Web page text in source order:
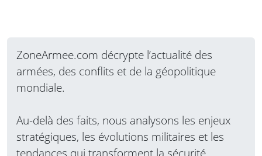
ZoneArmee.com décrypte l’actualité des
armées, des conflits et de la géopolitique
mondiale.
Au-delà des faits, nous analysons les enjeux
stratégiques, les évolutions militaires et les
tendances qui transforment la sécurité